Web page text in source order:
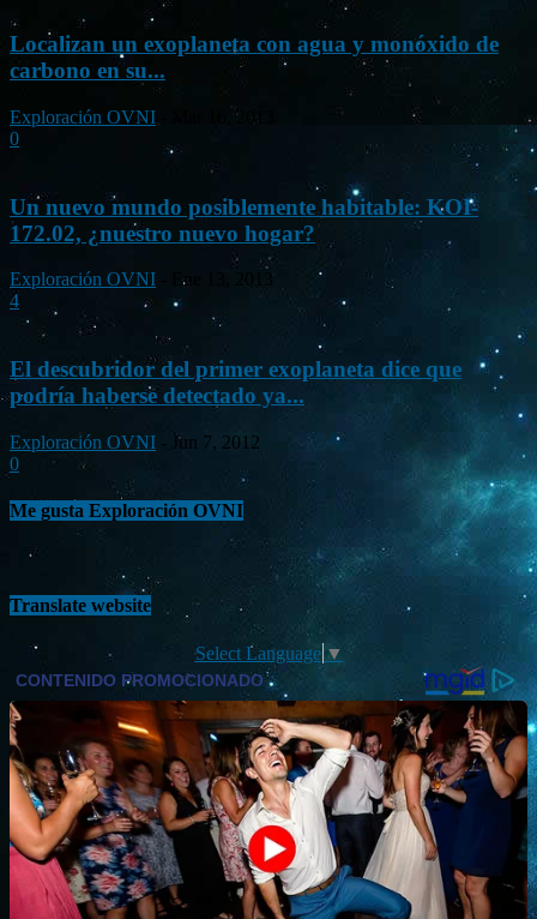
Localizan un exoplaneta con agua y monóxido de
carbono en su...
Exploración OVNI
Mar 16, 2013
0
Un nuevo mundo posiblemente habitable: KOI-
172.02, ¿nuestro nuevo hogar?
Exploración OVNI
Ene 13, 2013
4
El descubridor del primer exoplaneta dice que
podría haberse detectado ya...
Exploración OVNI - Jun 7, 2012
0
Me gusta Exploración OVNI
Translate website
Select Language ▼